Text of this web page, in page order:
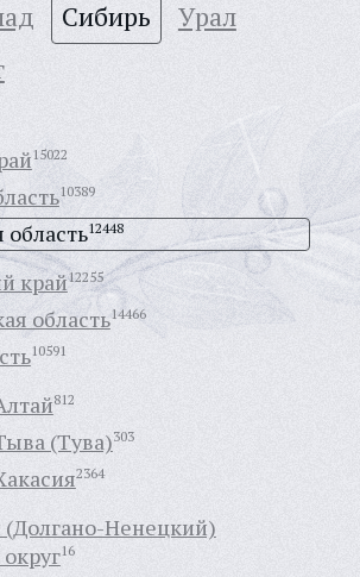
Сибирь
Урал
15022
10389
12448
край12255
область14466
10591
812
(Тува)303
2364
Ненецкий)
16